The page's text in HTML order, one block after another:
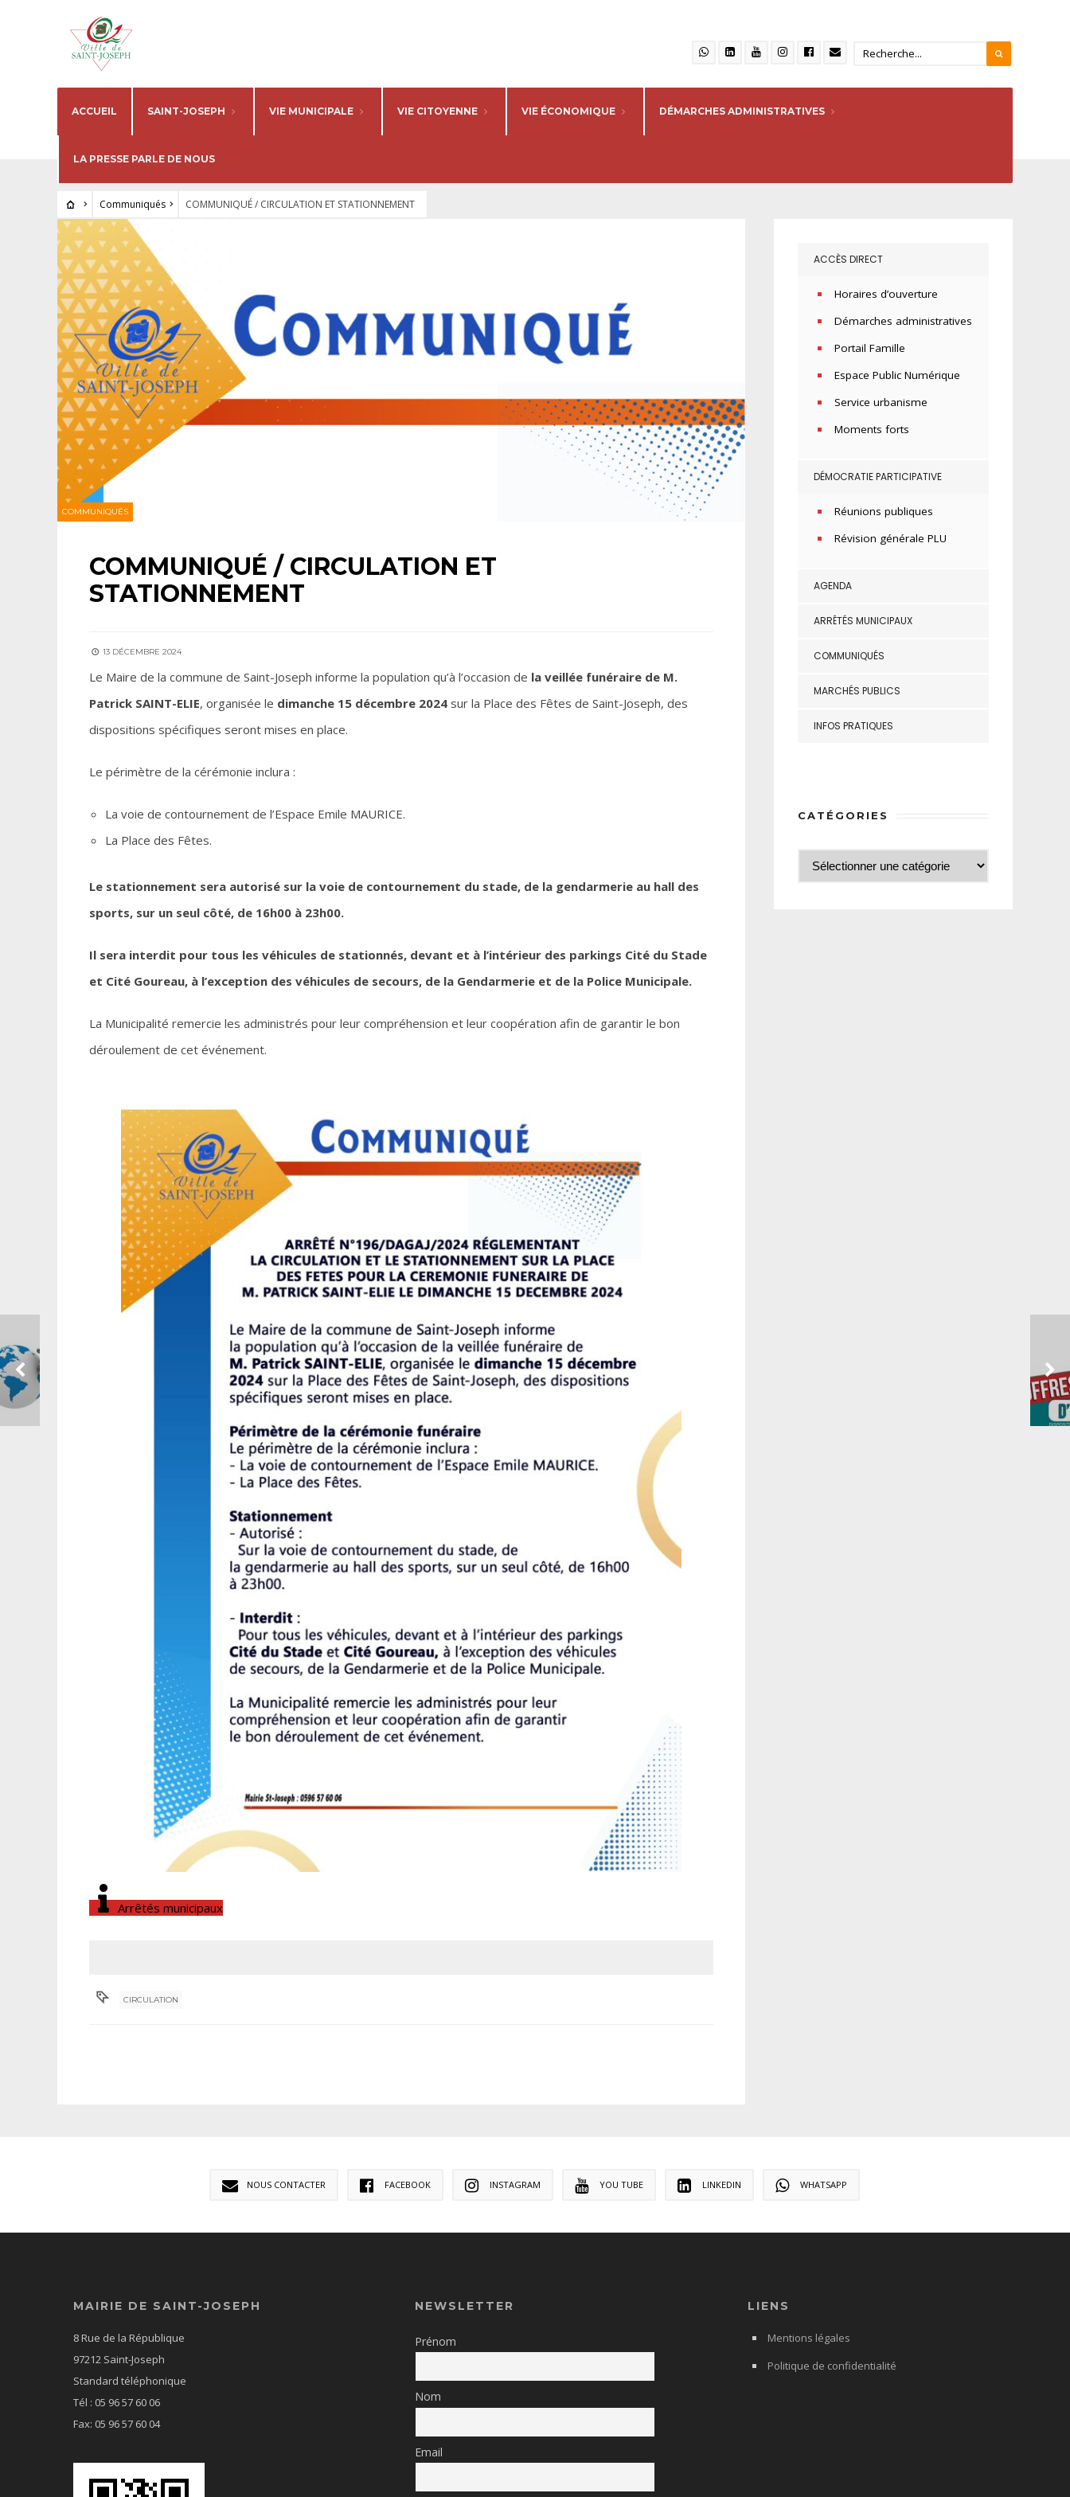
ACCUEIL SAINT-JOSEPH VIE MUNICIPALE VIE CITOYENNE VIE ÉCONOMIQUE DÉMARCHES ADMINISTRATIVES
LA PRESSE PARLE DE NOUS
Communiqués COMMUNIQUÉ / CIRCULATION ET STATIONNEMENT
COMMUNIQUÉS
COMMUNIQUÉ / CIRCULATION ET
STATIONNEMENT
13 DÉCEMBRE 2024
Le Maire de la commune de Saint-Joseph informe la population qu’à l’occasion de la veillée funéraire de M.
Patrick SAINT-ELIE, organisée le dimanche 15 décembre 2024 sur la Place des Fêtes de Saint-Joseph, des
dispositions spécifiques seront mises en place.
Le périmètre de la cérémonie inclura :
La voie de contournement de l’Espace Emile MAURICE.
La Place des Fêtes.
Le stationnement sera autorisé sur la voie de contournement du stade, de la gendarmerie au hall des
sports, sur un seul côté, de 16h00 à 23h00.
Il sera interdit pour tous les véhicules de stationnés, devant et à l’intérieur des parkings Cité du Stade
et Cité Goureau, à l’exception des véhicules de secours, de la Gendarmerie et de la Police Municipale.
La Municipalité remercie les administrés pour leur compréhension et leur coopération afin de garantir le bon
déroulement de cet événement.
Arrêtés municipaux
CIRCULATION
ACCÈS DIRECT
Horaires d’ouverture
Démarches administratives
Portail Famille
Espace Public Numérique
Service urbanisme
Moments forts
DÉMOCRATIE PARTICIPATIVE
Réunions publiques
Révision générale PLU
AGENDA
ARRÊTÉS MUNICIPAUX
COMMUNIQUÉS
MARCHÉS PUBLICS
INFOS PRATIQUES
CATÉGORIES
NOUS CONTACTER FACEBOOK INSTAGRAM YOU TUBE LINKEDIN WHATSAPP
MAIRIE DE SAINT-JOSEPH
8 Rue de la République
97212 Saint-Joseph
Standard téléphonique
Tél : 05 96 57 60 06
Fax: 05 96 57 60 04
NEWSLETTER
Prénom
Nom
Email
LIENS
Mentions légales
Politique de confidentialité